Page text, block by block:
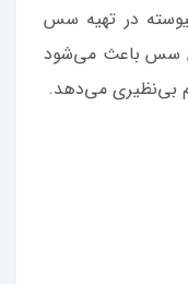
در تهیه سس
سس باعث می‌شود
بی‌نظیری می‌دهد.